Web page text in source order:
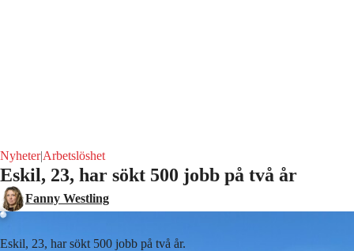
Nyheter|Arbetslöshet
Eskil, 23, har sökt 500 jobb på två år
Fanny Westling
Laddar ...
Eskil, 23, har sökt 500 jobb på två år.